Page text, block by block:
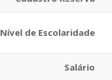
Nível de Escolaridade
Salário